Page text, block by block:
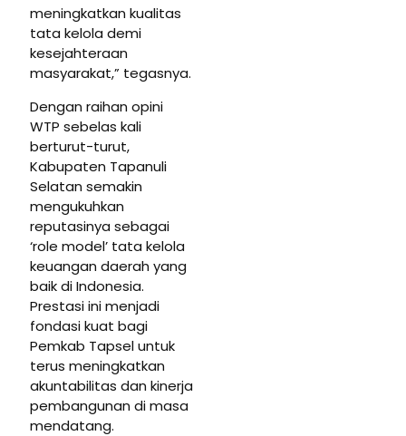
meningkatkan kualitas
tata kelola demi
kesejahteraan
masyarakat,” tegasnya.
Dengan raihan opini
WTP sebelas kali
berturut-turut,
Kabupaten Tapanuli
Selatan semakin
mengukuhkan
reputasinya sebagai
‘role model’ tata kelola
keuangan daerah yang
baik di Indonesia.
Prestasi ini menjadi
fondasi kuat bagi
Pemkab Tapsel untuk
terus meningkatkan
akuntabilitas dan kinerja
pembangunan di masa
mendatang.